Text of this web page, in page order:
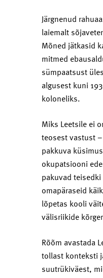
Järgnenud
laiemalt
Mõned jätkasid
mitmed
sümpaatsust
algusest kuni
koloneliks.
Miks Leetsile ei
teosest vastust
pakkuva
okupatsiooni
pakuvad
omapäraseid
lõpetas kooli
välisriikide
Rõõm avastada
tollast konteksti
suutrükiväest,